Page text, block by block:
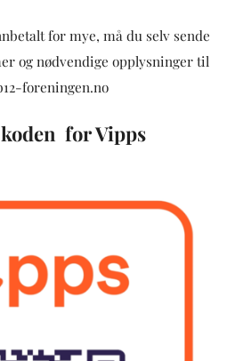
for mye, må du selv sende
og nødvendige opplysninger til
foreningen.no
for Vipps